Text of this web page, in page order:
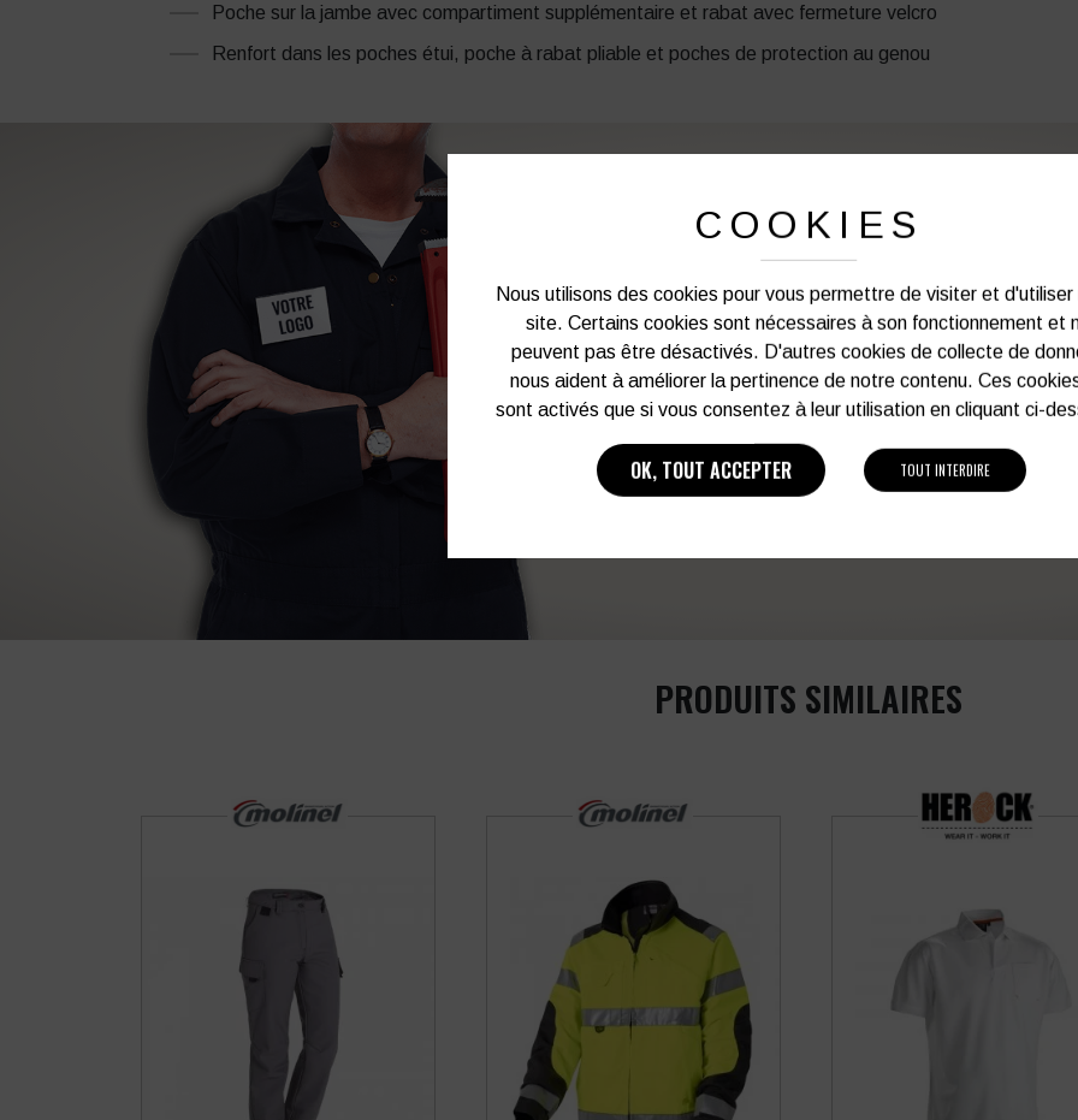
Poche sur la jambe avec compartiment supplémentaire et rabat avec fermeture velcro
Renfort dans les poches étui, poche à rabat pliable et poches de protection au genou
PERSONNALISATION DE
Notre graphiste connait les produits et les
votre service afin d’optimiser votre support
et de vos besoins d’image.
Vous souhaitez avoir
PRODUITS SIMILAIRES
COOKIES
Nous utilisons des cookies pour vous permettre de visiter et d'utiliser
site. Certains cookies sont nécessaires à son fonctionnement et
peuvent pas être désactivés. D'autres cookies de collecte de
nous aident à améliorer la pertinence de notre contenu. Ces
sont activés que si vous consentez à leur utilisation en cliquant ci-
OK, TOUT ACCEPTER TOUT INTERDIRE